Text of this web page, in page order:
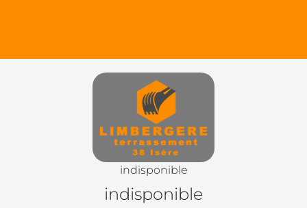
indisponible
indisponible